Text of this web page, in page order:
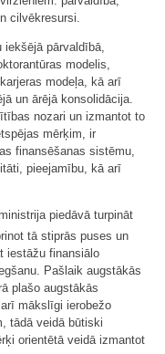
cilvēkresursi.
pārvaldībā,
modelis,
modeļa, kā arī
un ārējā konsolidācija.
nozari un izmantot to
mērķim, ir
finansēšanas sistēmu,
pieejamību, kā arī
piedāvā turpināt
tā stiprās puses un
iestāžu finansiālo
Pašlaik augstākās
plašo augstākās
mākslīgi ierobežo
tādā veidā būtiski
orientētā veidā izmantot